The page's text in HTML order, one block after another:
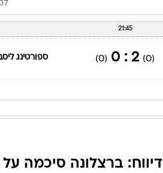
21:45
(0)
2 : 0
(0) ספורטינג
דיווח: ברצלונה סיכמה